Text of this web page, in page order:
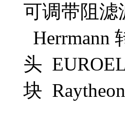
可调带阻滤
Herrmann
头
块